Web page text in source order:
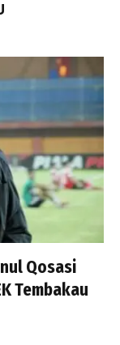
Qosasi
Tembakau